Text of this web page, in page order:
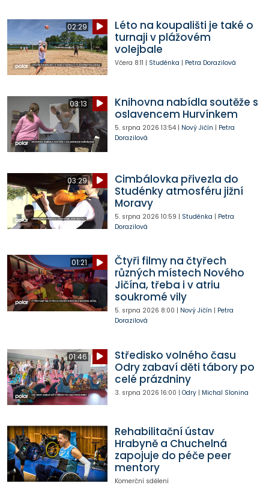
02:29
Léto na koupališti je také o
turnaji v plážovém
volejbale
Včera 8:11 | Studénka | Petra Dorazilová
03:13
Knihovna nabídla soutěže s
oslavencem Hurvínkem
5. srpna 2026 13:54| Nový Jičín | Petra
Dorazilová
03:29
Cimbálovka přivezla do
Studénky atmosféru jižní
Moravy
5. srpna 2026 10:59 | Studénka | Petra
Dorazilová
01:21
Čtyři filmy na čtyřech
různých místech Nového
Jičína, třeba i v atriu
soukromé vily
5. srpna 2026 8:00 | Nový Jičín | Petra
Dorazilová
01:46
Středisko volného času
Odry zabaví děti tábory po
celé prázdniny
3. srpna 2026 16:00 | Odry| Michal Slonina
Rehabilitační ústav
Hrabyně a Chuchelná
zapojuje do péče peer
mentory
Komerční sdělení